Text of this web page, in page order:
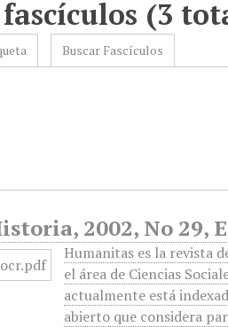
(3
Buscar Fascículos
2002, No 29,
Humanitas es la revista
el área de Ciencias
actualmente está
abierto que considera